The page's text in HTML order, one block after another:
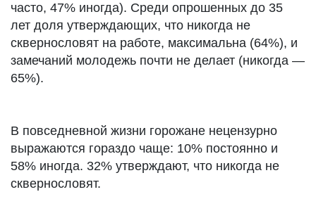
часто, 47% иногда). Среди опрошенных до 35
лет доля утверждающих, что никогда не
сквернословят на работе, максимальна (64%), и
замечаний молодежь почти не делает (никогда —
65%).
В повседневной жизни горожане нецензурно
выражаются гораздо чаще: 10% постоянно и
58% иногда. 32% утверждают, что никогда не
сквернословят.